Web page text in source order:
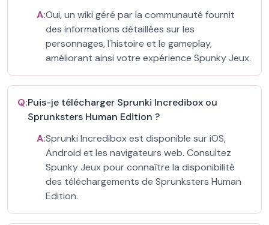
A:Oui, un wiki géré par la communauté fournit
des informations détaillées sur les
personnages, l'histoire et le gameplay,
améliorant ainsi votre expérience Spunky Jeux.
Q:Puis-je télécharger Sprunki Incredibox ou
Sprunksters Human Edition ?
A:Sprunki Incredibox est disponible sur iOS,
Android et les navigateurs web. Consultez
Spunky Jeux pour connaître la disponibilité
des téléchargements de Sprunksters Human
Edition.